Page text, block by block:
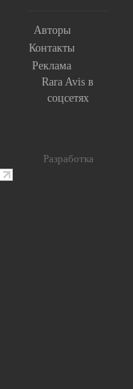
Авторы
Контакты
Реклама
Rara Avis в
соцсетях
Разработка